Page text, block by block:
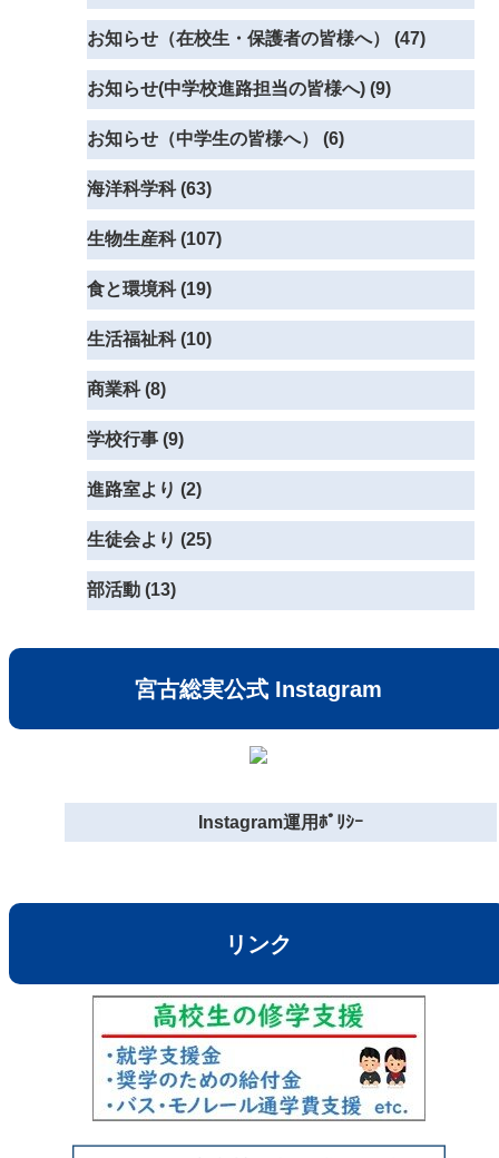
お知らせ（在校生・保護者の皆様へ） (47)
お知らせ(中学校進路担当の皆様へ) (9)
お知らせ（中学生の皆様へ） (6)
海洋科学科 (63)
生物生産科 (107)
食と環境科 (19)
生活福祉科 (10)
商業科 (8)
学校行事 (9)
進路室より (2)
生徒会より (25)
部活動 (13)
宮古総実公式 Instagram
Instagram運用ﾎﾟﾘｼｰ
リンク